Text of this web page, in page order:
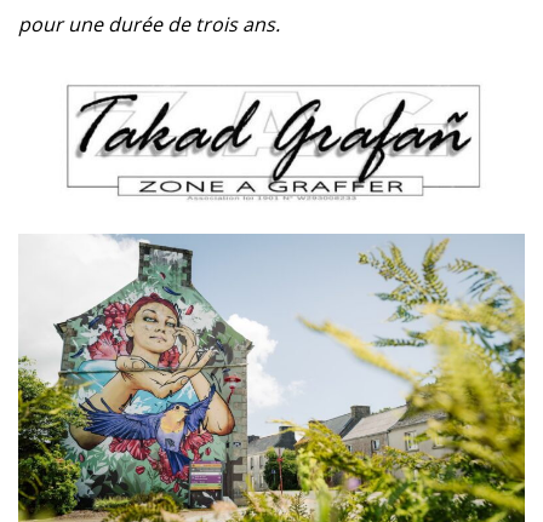
pour une durée de trois ans.